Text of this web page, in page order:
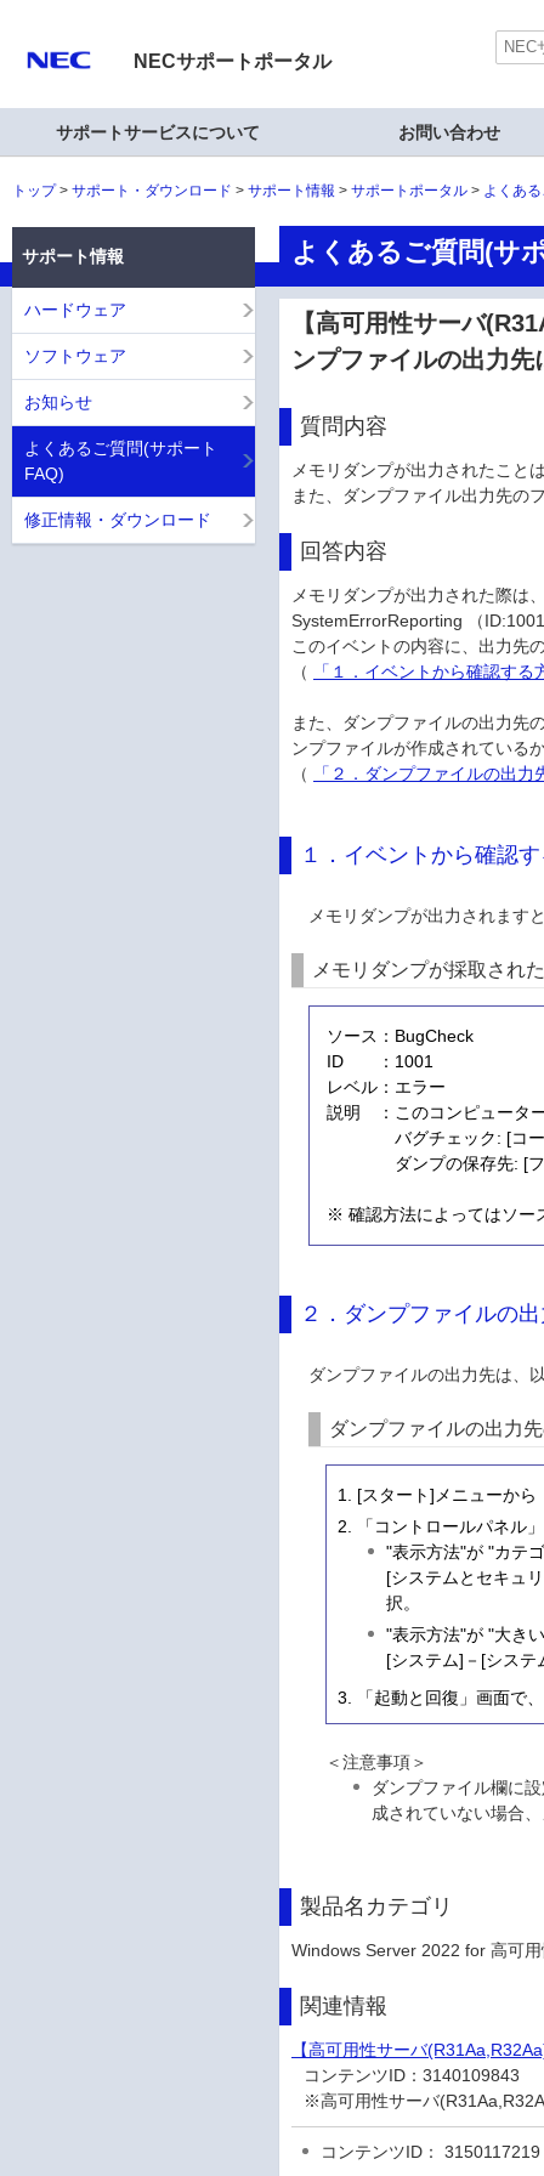
NECサポートポータル
サポートサービスについて お問い合わせ
トップ サポート・ダウンロード サポート情報 サポートポータル よくあ
よくあるご質問(サ
【高可用性サーバ
ンプファイルの出力先
質問内容
メモリダンプが出力されたこと
また、ダンプファイル出力先の
回答内容
メモリダンプが出力された際は
SystemErrorReporting （
このイベントの内容に、出力先
（
「１．イベントから確認する
また、ダンプファイルの出力先
ンプファイルが作成されている
（
「２．ダンプファイルの出力
１．イベントから確認
メモリダンプが出力されます
メモリダンプが採取され
ソース：BugCheck
ID ：1001
レベル：エラー
説明 ：このコンピュータ
バグチェック: [コ
ダンプの保存先: [
※ 確認方法によってはソー
２．ダンプファイルの
ダンプファイルの出力先は、
ダンプファイルの出力
[スタート]メニューか
「コントロールパネル
"表示方法"が "カテ
[システムとセキュ
択。
"表示方法"が "大き
[システム]－[システ
「起動と回復」画面で
＜注意事項＞
ダンプファイル欄に
成されていない場合
製品名カテゴリ
Windows Server 2022 for 高可
関連情報
【高可用性サーバ
コンテンツID：3140109843
※高可用性サーバ
コンテンツID： 3150117219
サポート情報
ハードウェア
ソフトウェア
お知らせ
よくあるご質問(サポート
FAQ)
修正情報・ダウンロード